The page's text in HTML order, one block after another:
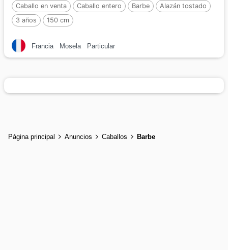
Caballo en venta Caballo entero Barbe
Alazán tostado
3 años
150 cm
Francia Mosela Particular
Página principal Anuncios Caballos Barbe